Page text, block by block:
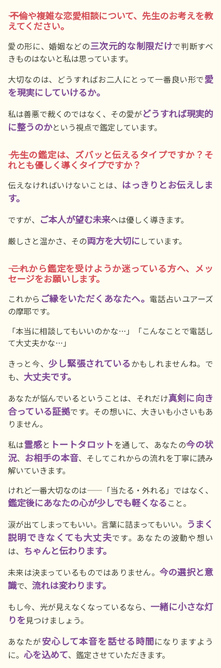
―― 不倫や複雑な恋愛相談について、先生のお考えを教
えてください。
愛の形に、婚姻などの三次元的な制限だけで判断すべ
きものはないと私は思っています。
大切なのは、どうすればお二人にとって一番良い形で愛
を現実にしていけるか。
私は善悪で裁くのではなく、その愛がどうすれば現実的
に整うのかという視点で鑑定しています。
―― 先生の鑑定は、ズバッと伝えるタイプですか？そ
れとも優しく導くタイプですか？
伝えなければいけないことは、 はっきりとお伝えしま
す。
ですが、 ご本人が望む未来へは優しく導きます。
厳しさと温かさ、その両方を大切に しています。
―― これから鑑定を受けようか迷っている方へ、メッ
セージをお願いします。
これから ご縁をいただくあなたへ。 電話占いユアーズ
の摩耶です。
「本当に相談してもいいのかな…」「こんなことで電話し
て大丈夫かな…」
きっと今、少し緊張されているかもしれませんね。で
も、 大丈夫です。
あなたが悩んでいるということは、それだけ真剣に向き
合っている証拠です。その想いに、大きいも小さいもあ
りません。
私は霊感と トートタロット を通して、あなたの今の状
況、 お相手の本音、そしてこれからの流れを丁寧に読み
解いていきます。
けれど一番大切なのは――「当たる・外れる」ではなく、
鑑定後にあなたの心が少しでも軽くなる こと。
涙が出てしまってもいい。言葉に詰まってもいい。 うまく
説明できなくても大丈夫です。あなたの波動や想い
は、 ちゃんと伝わります。
未来は決まっているものではありません。 今の選択と意
識で、 流れは変わります。
もし今、光が見えなくなっているなら、一緒に小さな灯
りを見つけましょう。
あなたが安心して本音を話せる時間になりますよう
に。 心を込めて、鑑定させていただきます。